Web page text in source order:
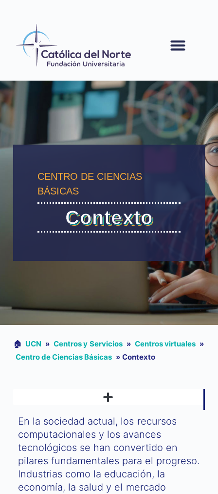
CENTRO DE CIENCIAS
BÁSICAS
Contexto
🏠︎ UCN » Centros y Servicios » Centros virtuales »
Centro de Ciencias Básicas » Contexto
En la sociedad actual, los recursos
computacionales y los avances
tecnológicos se han convertido en
pilares fundamentales para el progreso.
Industrias como la educación, la
economía, la salud y el mercado